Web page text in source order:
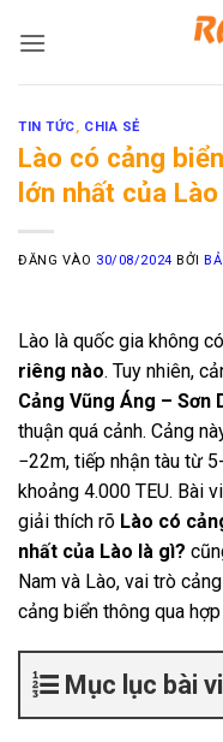
qua
TIN TỨC, CHIA SẺ
Lào có cảng
lớn nhất của
ĐĂNG VÀO 30/08/2024 BỞI
Lào là quốc gia không
riêng nào. Tuy nhiên,
Cảng Vũng Áng – Sơn
thuận quá cảnh. Cảng
−22m, tiếp nhận tàu từ
khoảng 4.000 TEU. Bài
giải thích rõ Lào có
nhất của Lào là gì?
Nam và Lào, vai trò
cảng biển thông qua
Mục lục bài